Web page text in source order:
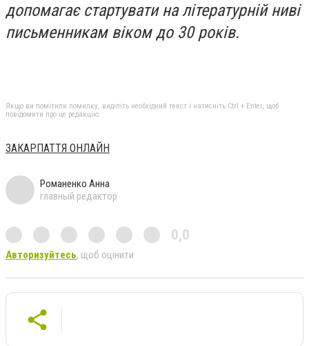
допомагає стартувати на літературній ниві
письменникам віком до 30 років.
Якщо ви помітили помилку, виділіть необхідний текст і натисніть Ctrl + Enter, щоб
повідомити про це редакцію
ЗАКАРПАТТЯ ОНЛАЙН
Романенко Анна
главный редактор
0,0
Авторизуйтесь, щоб оцінити